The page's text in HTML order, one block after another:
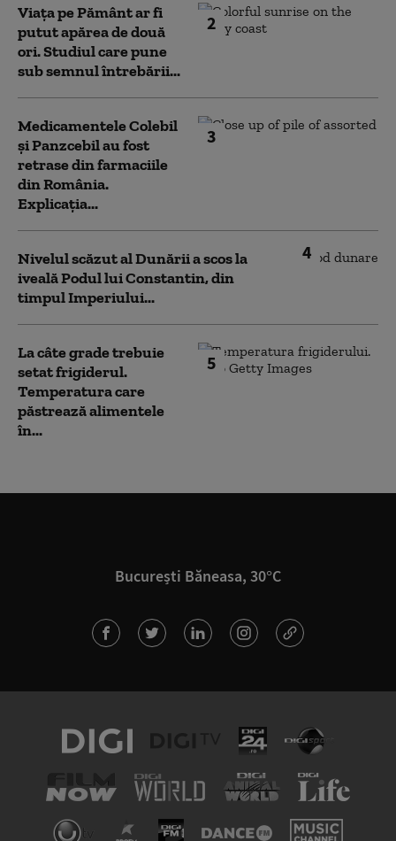
2
Viața pe Pământ ar fi
putut apărea de două
ori. Studiul care pune
sub semnul întrebării...
3
Medicamentele Colebil
și Panzcebil au fost
retrase din farmaciile
din România.
Explicația...
4
Nivelul scăzut al Dunării a scos la
iveală Podul lui Constantin, din
timpul Imperiului...
5
La câte grade trebuie
setat frigiderul.
Temperatura care
păstrează alimentele
în...
București Băneasa, 30°C